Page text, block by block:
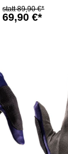
69,90 €*
89,90 €*